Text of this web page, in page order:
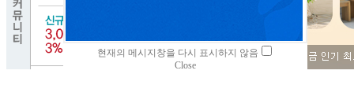
현재의 메시지창을 다시 표시하지 않음
Close